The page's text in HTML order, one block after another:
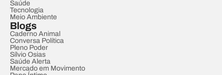
Saúde
Tecnologia
Meio Ambiente
Blogs
Caderno Animal
Conversa Política
Pleno Poder
Sílvio Osias
Saúde Alerta
Mercado em Movimento